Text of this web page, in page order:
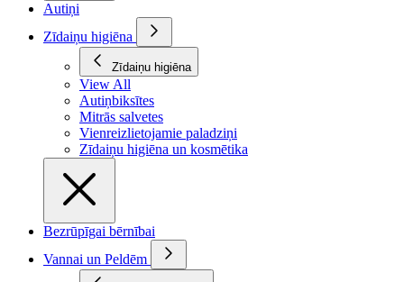
Autiņi
Zīdaiņu higiēna
Zīdaiņu higiēna
View All
Autiņbiksītes
Mitrās salvetes
Vienreizlietojamie paladziņi
Zīdaiņu higiēna un kosmētika
Bezrūpīgai bērnībai
Vannai un Peldēm